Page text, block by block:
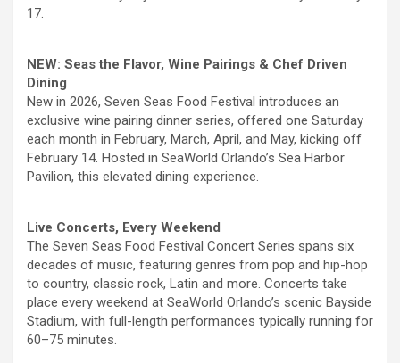
17.
NEW: Seas the Flavor, Wine Pairings & Chef Driven
Dining
New in 2026, Seven Seas Food Festival introduces an
exclusive wine pairing dinner series, offered one Saturday
each month in February, March, April, and May, kicking off
February 14. Hosted in SeaWorld Orlando’s Sea Harbor
Pavilion, this elevated dining experience.
Live Concerts, Every Weekend
The Seven Seas Food Festival Concert Series spans six
decades of music, featuring genres from pop and hip-hop
to country, classic rock, Latin and more. Concerts take
place every weekend at SeaWorld Orlando’s scenic Bayside
Stadium, with full-length performances typically running for
60–75 minutes.